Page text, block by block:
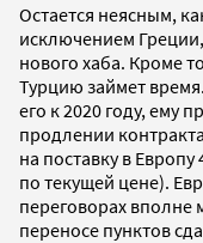
Остается неясным,
исключением
нового хаба. Кроме
Турцию займет
его к 2020 году, ему
продлении
на поставку в
по текущей цене).
переговорах вполне
переносе пунктов